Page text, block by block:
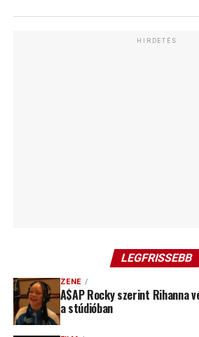
HIRDETÉS
LEGFRISSEBB
ZENE
A$AP Rocky szerint Rihanna
a stúdióban